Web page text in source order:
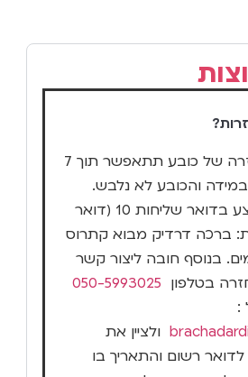
החלפה או החזרה של כובע תתאפשר תוך 7
במידה והכובע לא נלבש.
ההחזרה תתבצע בדואר שליחות 10 (דואר
ברכה דרדיק מבוא קתרוס
בנוסף חובה ליצור קשר
בטלפון 050-5993025
:
ולציין את
רשום והתאריך בו